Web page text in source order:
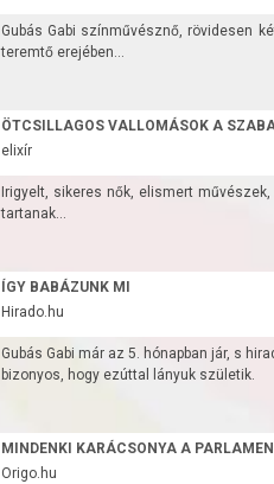
Gubás Gabi színművésznő, rövidesen
teremtő erejében...
ÖTCSILLAGOS VALLOMÁSOK A
elixír
Irigyelt, sikeres nők, elismert
tartanak...
ÍGY BABÁZUNK MI
Hirado.hu
Gubás Gabi már az 5. hónapban jár, s
bizonyos, hogy ezúttal lányuk születik.
MINDENKI KARÁCSONYA A
Origo.hu